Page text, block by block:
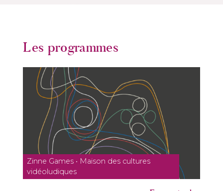
Les programmes
Zinne Games • Maison des cultures
vidéoludiques